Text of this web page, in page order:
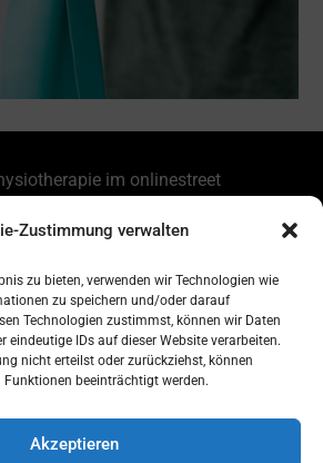
Zustimmung verwalten
zu bieten, verwenden wir Technologien wie
zu speichern und/oder darauf
Technologien zustimmst, können wir Daten
eindeutige IDs auf dieser Website verarbeiten.
nicht erteilst oder zurückziehst, können
beeinträchtigt werden.
Akzeptieren